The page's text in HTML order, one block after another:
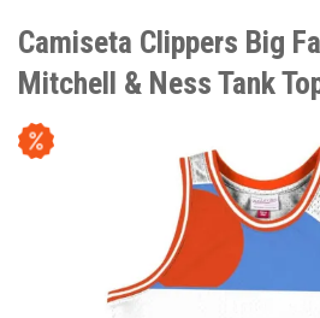
Camiseta Clippers Big
Mitchell & Ness Tank